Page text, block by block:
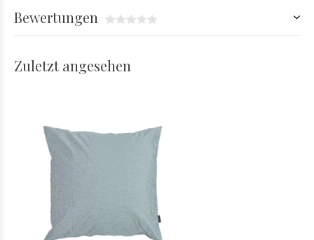
Bewertungen
Zuletzt angesehen